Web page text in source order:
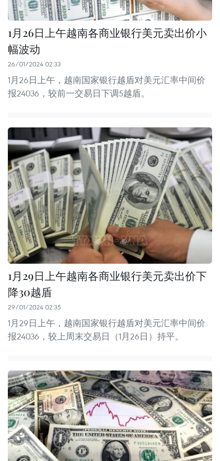
1月26日上午越南各商业银行美元卖出价小
幅波动
26/01/2024 02:33
1月26日上午，越南国家银行越盾对美元汇率中间价
报24036，较前一交易日下调5越盾。
1月29日上午越南各商业银行美元卖出价下
降30越盾
29/01/2024 02:35
1月29日上午，越南国家银行越盾对美元汇率中间价
报24036，较上周末交易日（1月26日）持平。